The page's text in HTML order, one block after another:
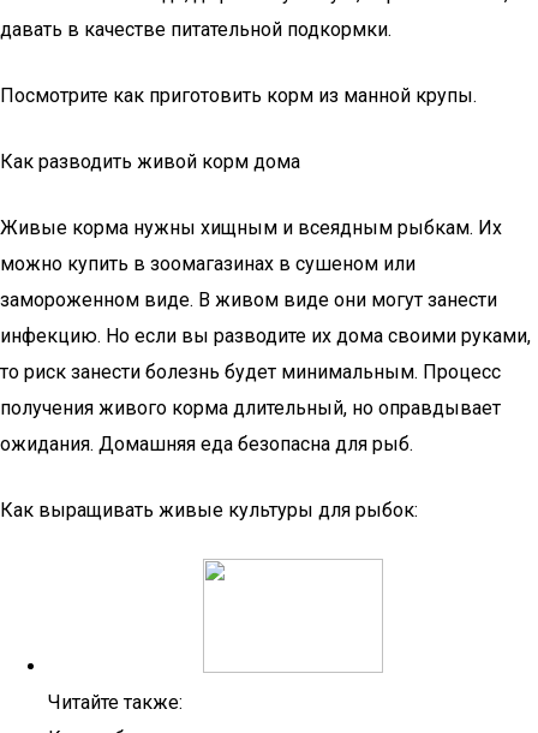
давать в качестве питательной подкормки.
Посмотрите как приготовить корм из манной крупы.
Как разводить живой корм дома
Живые корма нужны хищным и всеядным рыбкам. Их
можно купить в зоомагазинах в сушеном или
замороженном виде. В живом виде они могут занести
инфекцию. Но если вы разводите их дома своими руками,
то риск занести болезнь будет минимальным. Процесс
получения живого корма длительный, но оправдывает
ожидания. Домашняя еда безопасна для рыб.
Как выращивать живые культуры для рыбок:
Читайте также: